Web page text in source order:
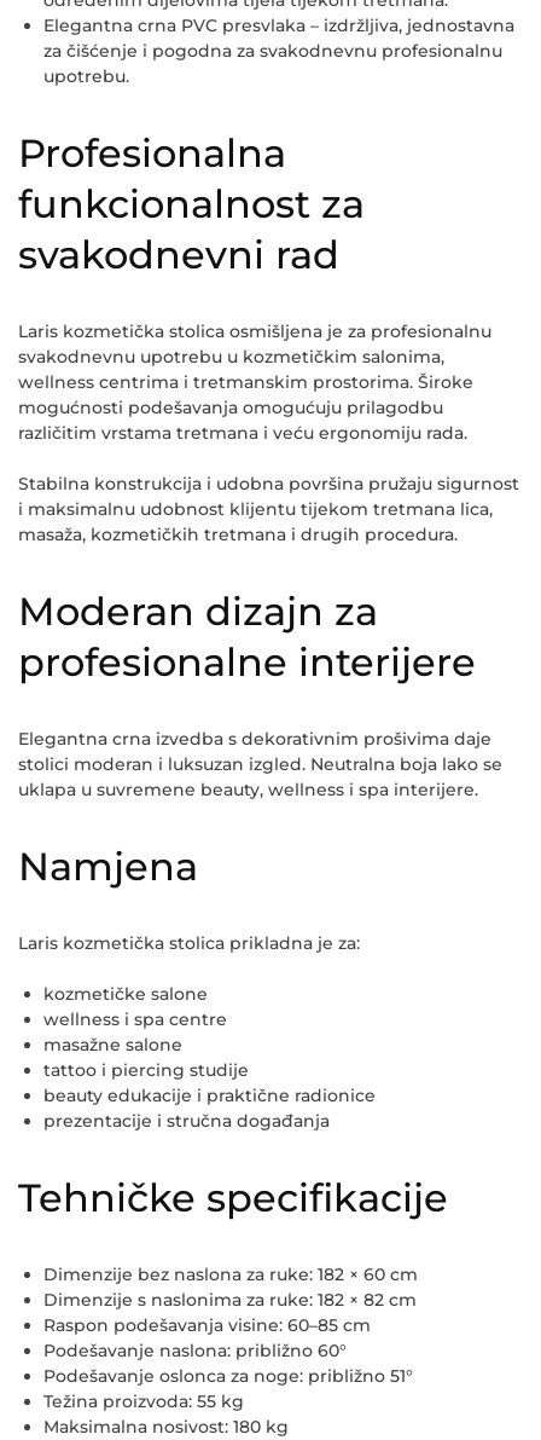
Elegantna crna PVC presvlaka – izdržljiva, jednostavna
za čišćenje i pogodna za svakodnevnu profesionalnu
upotrebu.
Profesionalna
funkcionalnost za
svakodnevni rad
Laris kozmetička stolica osmišljena je za profesionalnu
svakodnevnu upotrebu u kozmetičkim salonima,
wellness centrima i tretmanskim prostorima. Široke
mogućnosti podešavanja omogućuju prilagodbu
različitim vrstama tretmana i veću ergonomiju rada.
Stabilna konstrukcija i udobna površina pružaju sigurnost
i maksimalnu udobnost klijentu tijekom tretmana lica,
masaža, kozmetičkih tretmana i drugih procedura.
Moderan dizajn za
profesionalne interijere
Elegantna crna izvedba s dekorativnim prošivima daje
stolici moderan i luksuzan izgled. Neutralna boja lako se
uklapa u suvremene beauty, wellness i spa interijere.
Namjena
Laris kozmetička stolica prikladna je za:
kozmetičke salone
wellness i spa centre
masažne salone
tattoo i piercing studije
beauty edukacije i praktične radionice
prezentacije i stručna događanja
Tehničke specifikacije
Dimenzije bez naslona za ruke: 182 × 60 cm
Dimenzije s naslonima za ruke: 182 × 82 cm
Raspon podešavanja visine: 60–85 cm
Podešavanje naslona: približno 60°
Podešavanje oslonca za noge: približno 51°
Težina proizvoda: 55 kg
Maksimalna nosivost: 180 kg